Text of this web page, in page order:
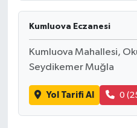
Kumluova Eczanesi
Kumluova Mahallesi,
Seydikemer Muğla
Yol Tarifi Al 0